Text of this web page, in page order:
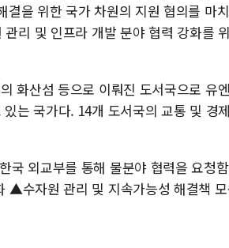
을 위한 국가 차원의 지원 협의를 마
및 인프라 개발 분야 협력 강화를
화산섬 등으로 이뤄진 도서국으로 유
는 국가다. 14개 도서국의 교통 및 경
국 외교부를 통해 물분야 협력을 요청
▲수자원 관리 및 지속가능성 해결책